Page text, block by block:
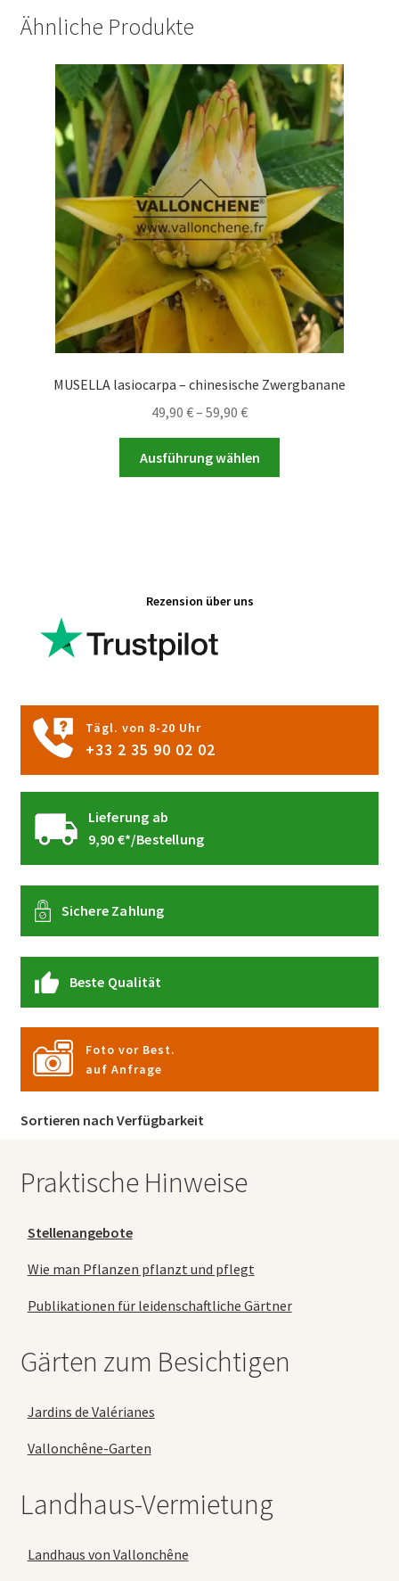
Ähnliche Produkte
MUSELLA lasiocarpa – chinesische Zwergbanane
49,90 €– 59,90 €Preisspanne:
bis
59,90 €
Ausführung wählen
Rezension über uns
Tägl. von 8-20 Uhr
+33 2 35 90 02 02
Lieferung ab
9,90 €*/Bestellung
Sichere Zahlung
Beste Qualität
Foto vor Best.
auf Anfrage
Sortieren nach Verfügbarkeit
Praktische Hinweise
Stellenangebote
Wie man Pflanzen pflanzt und pflegt
Publikationen für leidenschaftliche Gärtner
Gärten zum Besichtigen
Jardins de Valérianes
Vallonchêne-Garten
Landhaus-Vermietung
Landhaus von Vallonchêne